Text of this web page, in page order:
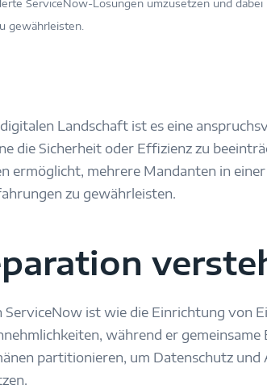
ServiceNow-Lösungen umzusetzen und
gewährleisten.
Landschaft ist es eine
die Sicherheit oder Effizienz zu
ermöglicht, mehrere Mandanten in
zu gewährleisten.
ist wie die Einrichtung von
während er
partitionieren, um Datenschutz